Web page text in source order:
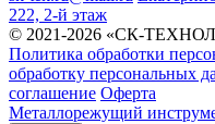
222, 2-й этаж
© 2021-2026 «СК-
Политика обработки
обработку персональных
соглашение Оферта
Металлорежущий